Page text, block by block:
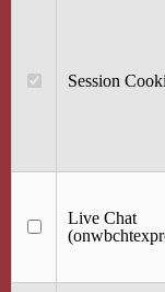
40
Session
Live Chat